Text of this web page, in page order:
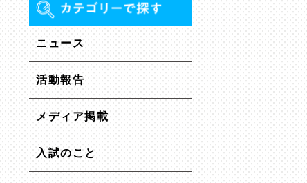
ニュース
活動報告
メディア掲載
入試のこと